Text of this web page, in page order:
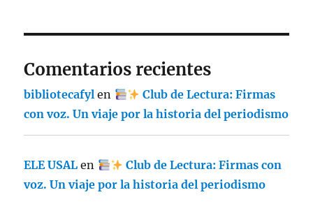
Comentarios recientes
bibliotecafyl en
Club de Lectura: Firmas
con voz. Un viaje por la historia del periodismo
ELE USAL en
Club de Lectura: Firmas con
voz. Un viaje por la historia del periodismo